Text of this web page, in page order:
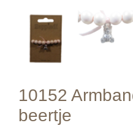
10152
beertje